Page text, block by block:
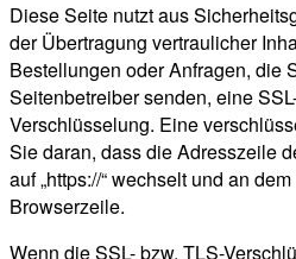
Diese Seite nutzt aus
der Übertragung vertraulicher
Bestellungen oder Anfragen, die
Seitenbetreiber senden, eine
Verschlüsselung. Eine
Sie daran, dass die Adresszeile
auf „https://“ wechselt und an
Browserzeile.
Wenn die SSL- bzw. TLS-